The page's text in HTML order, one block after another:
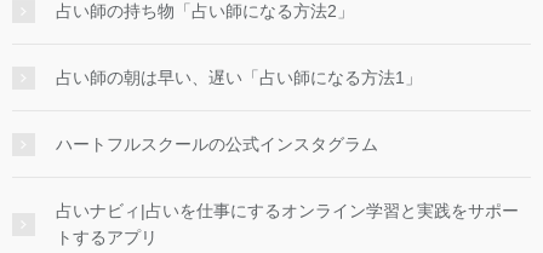
占い師の持ち物「占い師になる方法2」
占い師の朝は早い、遅い「占い師になる方法1」
ハートフルスクールの公式インスタグラム
占いナビィ|占いを仕事にするオンライン学習と実践をサポー
トするアプリ